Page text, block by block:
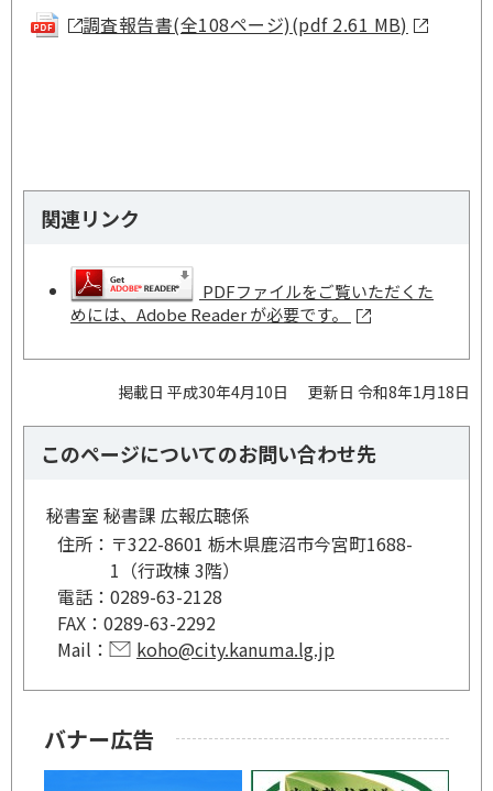
調査報告書(全108ページ)(pdf 2.61 MB)
関連リンク
PDFファイルをご覧いただくた
めには、Adobe Reader が必要です。
掲載日 平成30年4月10日 更新日 令和8年1月18日
このページについてのお問い合わせ先
秘書室 秘書課 広報広聴係
住所： 〒322-8601 栃木県鹿沼市今宮町1688-
1（行政棟 3階）
電話： 0289-63-2128
FAX： 0289-63-2292
Mail：
koho@city.kanuma.lg.jp
バナー広告